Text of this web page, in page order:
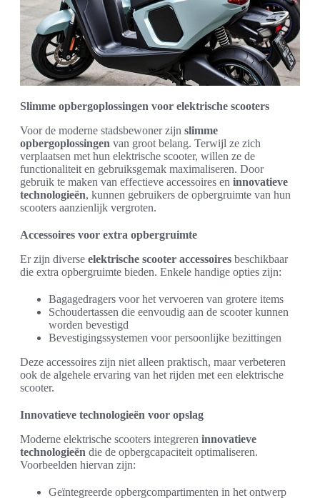
Slimme opbergoplossingen voor elektrische scooters
Voor de moderne stadsbewoner zijn slimme
opbergoplossingen van groot belang. Terwijl ze zich
verplaatsen met hun elektrische scooter, willen ze de
functionaliteit en gebruiksgemak maximaliseren. Door
gebruik te maken van effectieve accessoires en innovatieve
technologieën, kunnen gebruikers de opbergruimte van hun
scooters aanzienlijk vergroten.
Accessoires voor extra opbergruimte
Er zijn diverse elektrische scooter accessoires beschikbaar
die extra opbergruimte bieden. Enkele handige opties zijn:
Bagagedragers voor het vervoeren van grotere items
Schoudertassen die eenvoudig aan de scooter kunnen
worden bevestigd
Bevestigingssystemen voor persoonlijke bezittingen
Deze accessoires zijn niet alleen praktisch, maar verbeteren
ook de algehele ervaring van het rijden met een elektrische
scooter.
Innovatieve technologieën voor opslag
Moderne elektrische scooters integreren innovatieve
technologieën die de opbergcapaciteit optimaliseren.
Voorbeelden hiervan zijn:
Geïntegreerde opbergcompartimenten in het ontwerp